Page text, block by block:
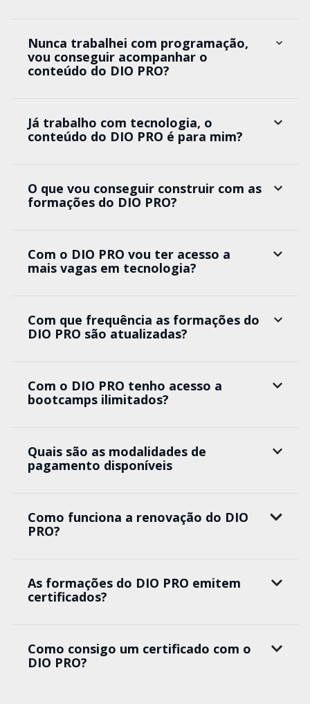
Nunca trabalhei com programação,
vou conseguir acompanhar o
conteúdo do DIO PRO?
Já trabalho com tecnologia, o
conteúdo do DIO PRO é para mim?
O que vou conseguir construir com as
formações do DIO PRO?
Com o DIO PRO vou ter acesso a
mais vagas em tecnologia?
Com que frequência as formações do
DIO PRO são atualizadas?
Com o DIO PRO tenho acesso a
bootcamps ilimitados?
Quais são as modalidades de
pagamento disponíveis
Como funciona a renovação do DIO
PRO?
As formações do DIO PRO emitem
certificados?
Como consigo um certificado com o
DIO PRO?